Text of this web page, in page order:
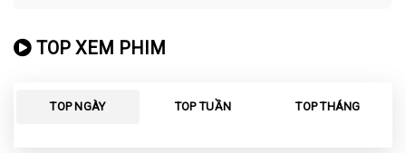
TOP XEM PHIM
TOP NGÀY TOP TUẦN TOP THÁNG